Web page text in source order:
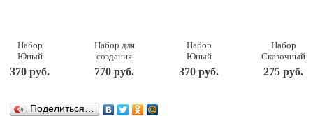
Набор
Юный
Парфюмер
BE HAPPY
духи сам)
370 руб.
Набор для
создания
духов
Современная
770 руб.
Набор
Юный
Парфюмер
Girl`s Dream
370 руб.
Набор
Сказочный
парфюм
своими
275 руб.
Поделиться…